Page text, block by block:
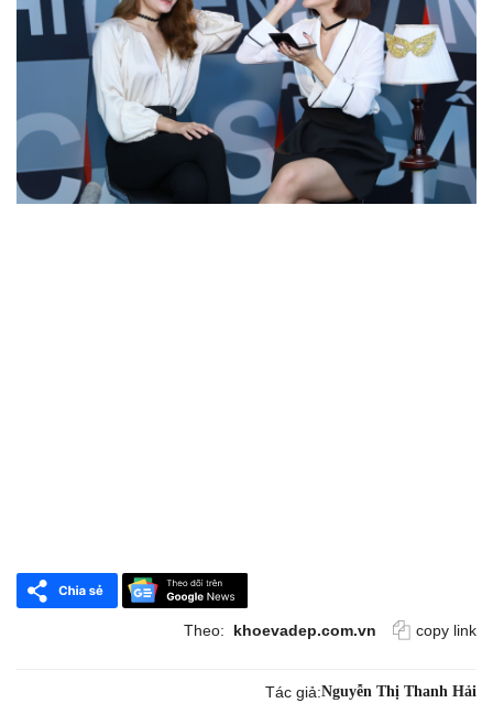
Theo: khoevadep.com.vn copy link
Tác giả:Nguyễn Thị Thanh Hải